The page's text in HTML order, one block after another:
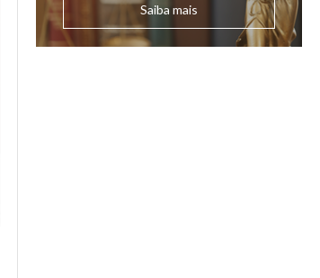
Saiba mais